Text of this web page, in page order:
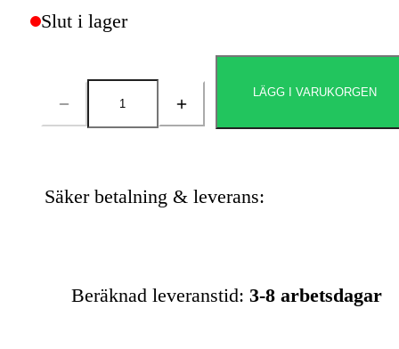
Slut i lager
Antal
LÄGG I VARUKORGEN
Säker betalning & leverans:
Beräknad leveranstid: 3-8 arbetsdagar